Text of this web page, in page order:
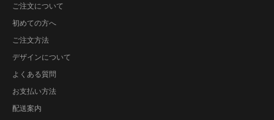
ご注文について
初めての方へ
ご注文方法
デザインについて
よくある質問
お支払い方法
配送案内